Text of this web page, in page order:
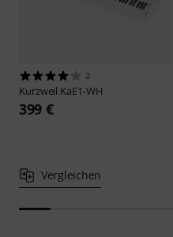
2
Kurzweil KaE1-WH
399 €
Vergleichen